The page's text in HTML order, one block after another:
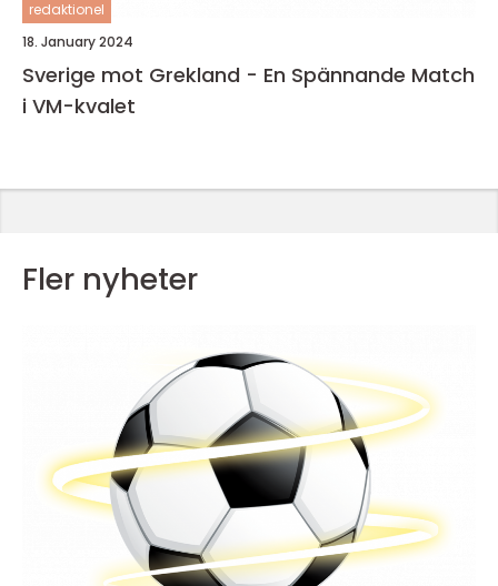
redaktionel
18. January 2024
Sverige mot Grekland - En Spännande Match
i VM-kvalet
Fler nyheter